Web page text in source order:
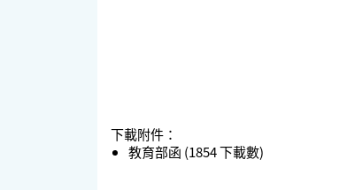
下載附件：
教育部函 (1854 下載數)